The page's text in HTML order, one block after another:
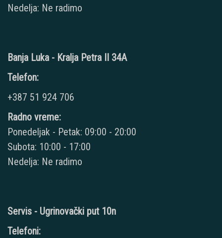
Nedelja: Ne radimo
Banja Luka - Kralja Petra II 34A
Telefon:
+387 51 924 706
Radno vreme:
Ponedeljak - Petak: 09:00 - 20:00
Subota: 10:00 - 17:00
Nedelja: Ne radimo
Servis - Ugrinovački put 10n
Telefoni: